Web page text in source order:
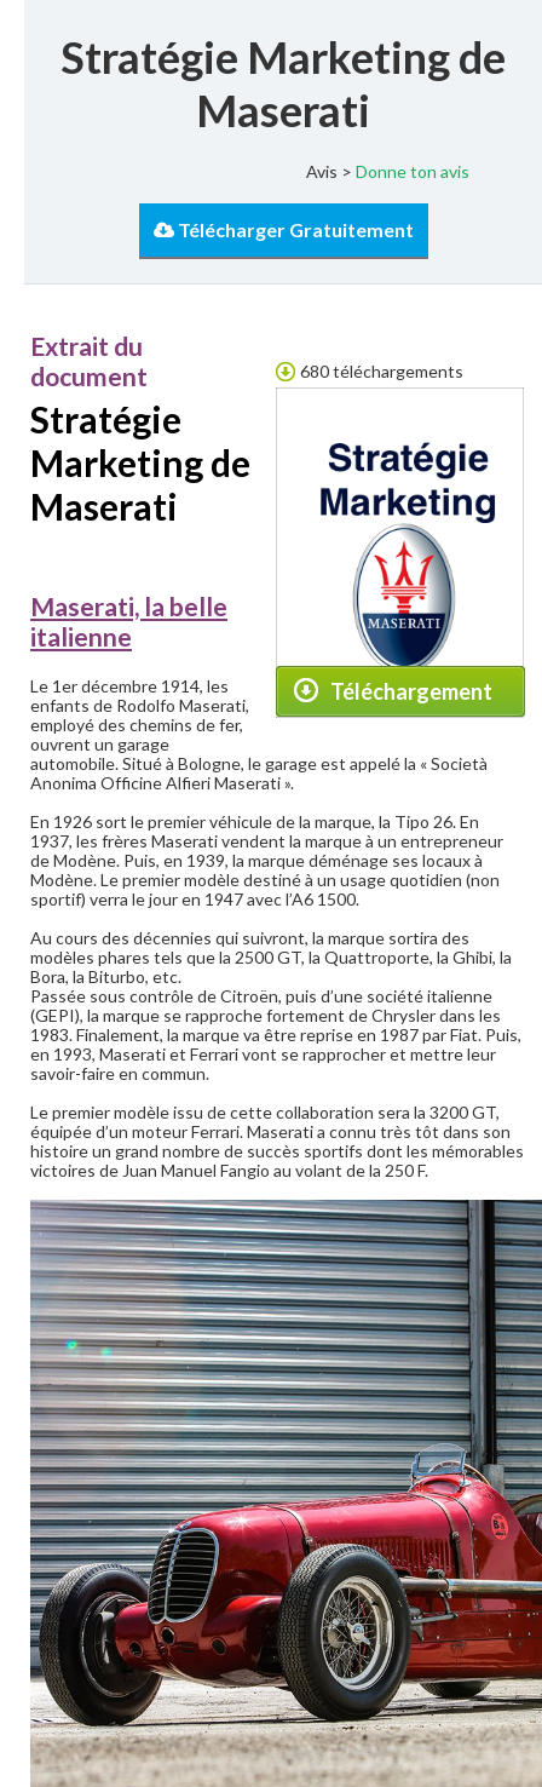
Stratégie Marketing de
Maserati
Avis > Donne ton avis
Télécharger Gratuitement
Téléchargement
680 téléchargements
Extrait du
document
Stratégie
Marketing de
Maserati
Maserati, la belle
italienne
Le 1er décembre 1914, les
enfants de Rodolfo Maserati,
employé des chemins de fer,
ouvrent un garage
automobile. Situé à Bologne, le garage est appelé la « Società
Anonima Officine Alfieri Maserati ».
En 1926 sort le premier véhicule de la marque, la Tipo 26. En
1937, les frères Maserati vendent la marque à un entrepreneur
de Modène. Puis, en 1939, la marque déménage ses locaux à
Modène. Le premier modèle destiné à un usage quotidien (non
sportif) verra le jour en 1947 avec l’A6 1500.
Au cours des décennies qui suivront, la marque sortira des
modèles phares tels que la 2500 GT, la Quattroporte, la Ghibi, la
Bora, la Biturbo, etc.
Passée sous contrôle de Citroën, puis d’une société italienne
(GEPI), la marque se rapproche fortement de Chrysler dans les
1983. Finalement, la marque va être reprise en 1987 par Fiat. Puis,
en 1993, Maserati et Ferrari vont se rapprocher et mettre leur
savoir-faire en commun.
Le premier modèle issu de cette collaboration sera la 3200 GT,
équipée d’un moteur Ferrari. Maserati a connu très tôt dans son
histoire un grand nombre de succès sportifs dont les mémorables
victoires de Juan Manuel Fangio au volant de la 250 F.